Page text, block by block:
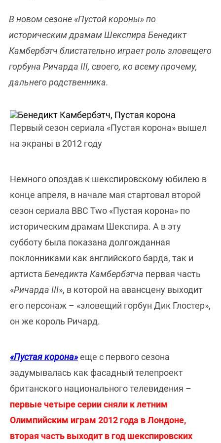
В новом сезоне «Пустой короны» по
историческим драмам Шекспира Бенедикт
Камбербэтч блистательно играет роль зловещего
горбуна Ричарда III, своего, ко всему прочему,
дальнего родственника.
Первый сезон сериала «Пустая корона» вышел
на экраны в 2012 году
Немного опоздав к шекспировскому юбилею в
конце апреля, в начале мая стартовал второй
сезон сериала BBC Two «Пустая корона» по
историческим драмам Шекспира. А в эту
субботу была показана долгожданная
поклонниками как английского барда, так и
артиста Бенедикта Камбербэтча первая часть
«Ричарда III», в которой на авансцену выходит
его персонаж – «зловещий горбун Дик Глостер»,
он же король Ричард.
«Пустая корона»еще с первого сезона
задумывалась как фасадный телепроект
британского национального телевидения –
первые четыре серии сняли к летним
Олимпийским играм 2012 года в Лондоне,
вторая часть выходит в год шекспировских